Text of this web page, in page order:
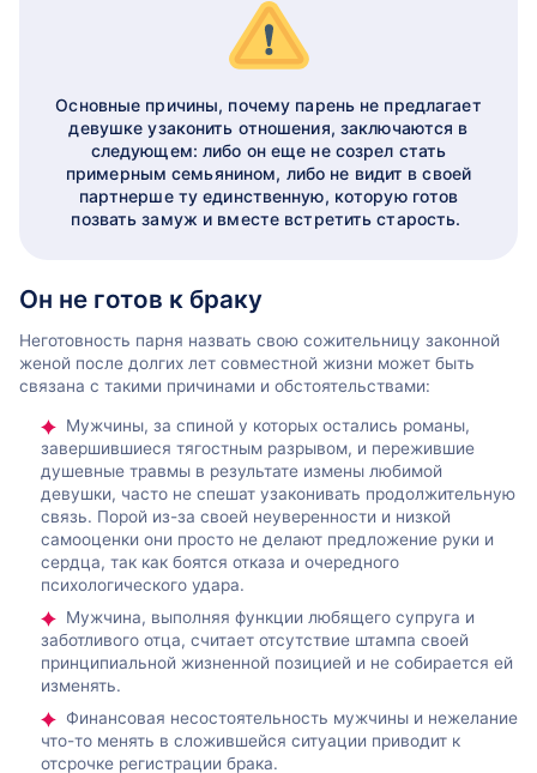
Основные причины, почему парень не предлагает
девушке узаконить отношения, заключаются в
следующем: либо он еще не созрел стать
примерным семьянином, либо не видит в своей
партнерше ту единственную, которую готов
позвать замуж и вместе встретить старость.
Он не готов к браку
Неготовность парня назвать свою сожительницу законной
женой после долгих лет совместной жизни может быть
связана с такими причинами и обстоятельствами:
Мужчины, за спиной у которых остались романы,
завершившиеся тягостным разрывом, и пережившие
душевные травмы в результате измены любимой
девушки, часто не спешат узаконивать продолжительную
связь. Порой из-за своей неуверенности и низкой
самооценки они просто не делают предложение руки и
сердца, так как боятся отказа и очередного
психологического удара.
Мужчина, выполняя функции любящего супруга и
заботливого отца, считает отсутствие штампа своей
принципиальной жизненной позицией и не собирается ей
изменять.
Финансовая несостоятельность мужчины и нежелание
что-то менять в сложившейся ситуации приводит к
отсрочке регистрации брака.